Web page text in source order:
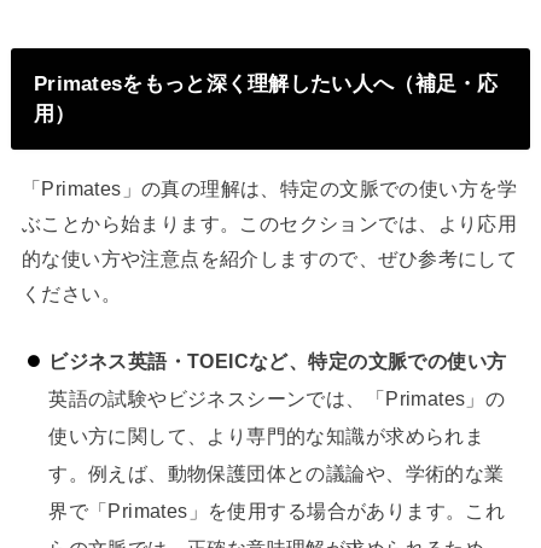
Primatesをもっと深く理解したい人へ（補足・応
用）
「Primates」の真の理解は、特定の文脈での使い方を学
ぶことから始まります。このセクションでは、より応用
的な使い方や注意点を紹介しますので、ぜひ参考にして
ください。
ビジネス英語・TOEICなど、特定の文脈での使い方
英語の試験やビジネスシーンでは、「Primates」の
使い方に関して、より専門的な知識が求められま
す。例えば、動物保護団体との議論や、学術的な業
界で「Primates」を使用する場合があります。これ